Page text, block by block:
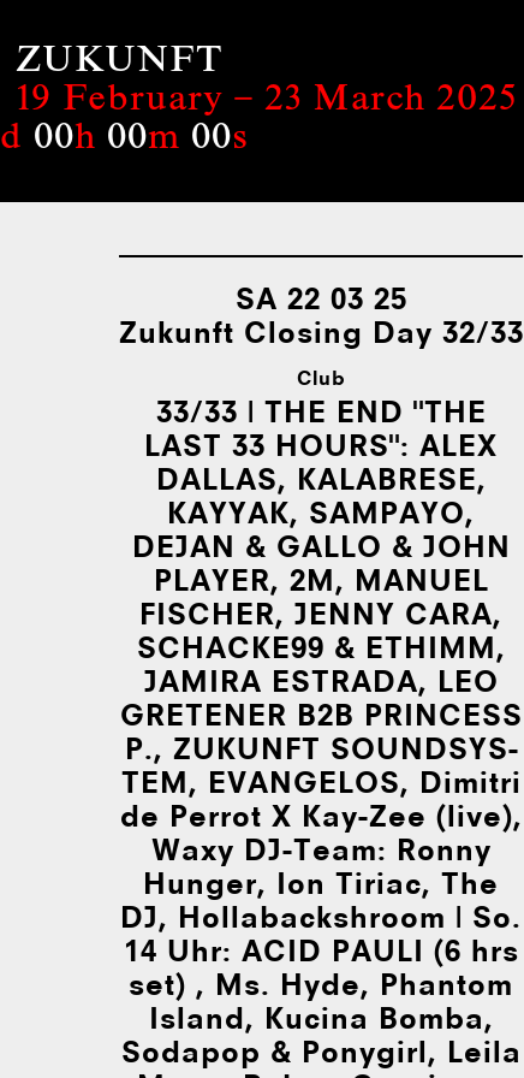
ZUKUNFT
19 February – 23 March 2025
d 00h 00m 00s
SA 22 03 25
Zukunft Closing Day 32/33
Club
33/33 | THE END "THE
LAST 33 HOURS": ALEX
DALLAS, KA­LA­B­RE­SE,
KAYYAK, SAMPAYO,
DEJAN & GALLO & JOHN
PLAYER, 2M, MANUEL
FISCHER, JENNY CARA,
SCHACKE99 & ETHIMM,
JAMIRA ESTRADA, LEO
GRE­TE­NER B2B PRIN­CESS
P., ZUKUNFT SO­UND­SYS­
TEM, EVAN­GE­LOS, Dimitri
de Perrot X Kay-Zee (live),
Waxy DJ-Team: Ronny
Hunger, Ion Tiriac, The
DJ, Hol­la­backshroom | So.
14 Uhr: ACID PAULI (6 hrs
set) , Ms. Hyde, Phantom
Island, Kucina Bomba,
Sodapop & Pony­girl, Leila